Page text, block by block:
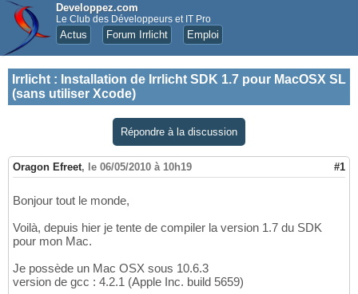
Developpez.com
Le Club des Développeurs et IT Pro
Actus Forum Irrlicht Emploi
Irrlicht : Installation de Irrlicht SDK 1.7 pour MacOSX SL
(sans utiliser Xcode)
Répondre à la discussion
Oragon Efreet, le 06/05/2010 à 10h19 #1
Bonjour tout le monde,
Voilà, depuis hier je tente de compiler la version 1.7 du SDK
pour mon Mac.
Je possède un Mac OSX sous 10.6.3
version de gcc : 4.2.1 (Apple Inc. build 5659)